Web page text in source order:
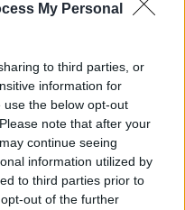
My Personal
to third parties, or
information for
the below opt-out
note that after your
continue seeing
information utilized by
to third parties prior to
out of the further